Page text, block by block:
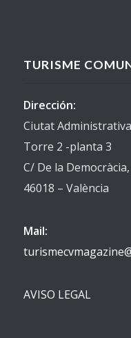
TURISME
Dirección:
Ciutat
Torre 2 -planta 3
C/ De la
46018 – València
Mail:
AVISO LEGAL